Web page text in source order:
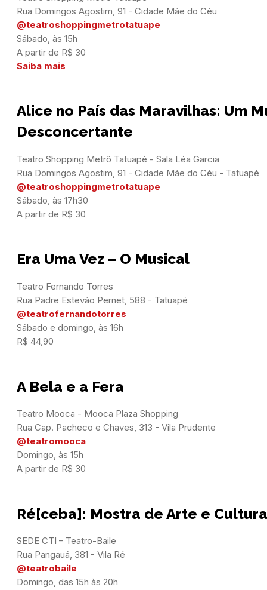
@teatroshoppingmetrotatuape
Sábado, às 15h
Saiba mais
Alice no País das Maravilhas: Um
Desconcertante
Teatro Shopping Metrô Tatuapé - Sala Léa Garcia
@teatroshoppingmetrotatuape
Sábado, às 17h30
A partir de R$ 30
Era Uma Vez – O Musical
Teatro Fernando Torres
@teatrofernandotorres
Sábado e domingo, às 16h
R$ 44,90
A Bela e a Fera
Teatro Mooca - Mooca Plaza Shopping
@teatromooca
Domingo, às 15h
A partir de R$ 30
Ré[ceba]: Mostra de Arte e
SEDE CTI – Teatro-Baile
@teatrobaile